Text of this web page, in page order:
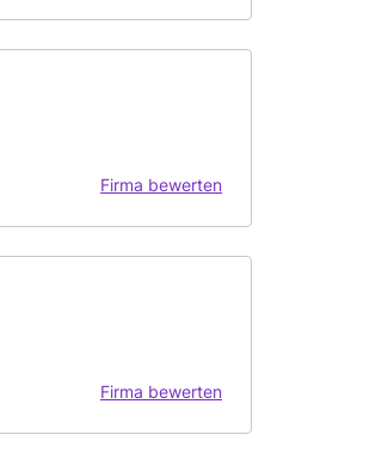
Firma bewerten
Firma bewerten